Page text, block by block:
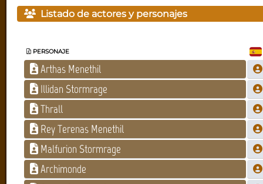
Listado de actores y personajes
PERSONAJE
Arthas Menethil
Illidan Stormrage
Thrall
Rey Terenas Menethil
Malfurion Stormrage
Archimonde